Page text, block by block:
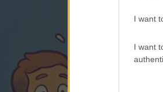
I want
I want